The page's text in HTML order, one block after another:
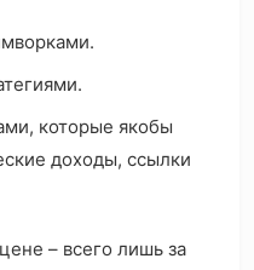
которые якобы
доходы, ссылки
– всего лишь за